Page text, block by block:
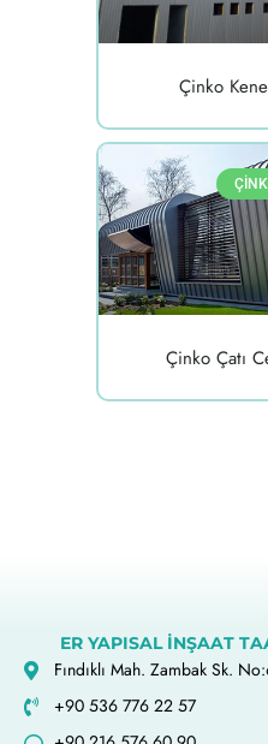
Çinko
Çinko Çatı
ER YAPISAL İNŞAAT
Fındıklı Mah. Zambak Sk.
+90 536 776 22 57